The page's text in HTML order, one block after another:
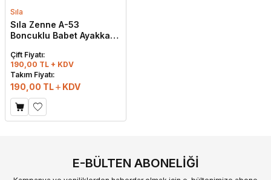
Sıla
Sıla Zenne A-53
Boncuklu Babet Ayakkabı
Çift Fiyatı:
190,00 TL + KDV
Takım Fiyatı:
190,00 TL KDV
E-BÜLTEN ABONELIĞI